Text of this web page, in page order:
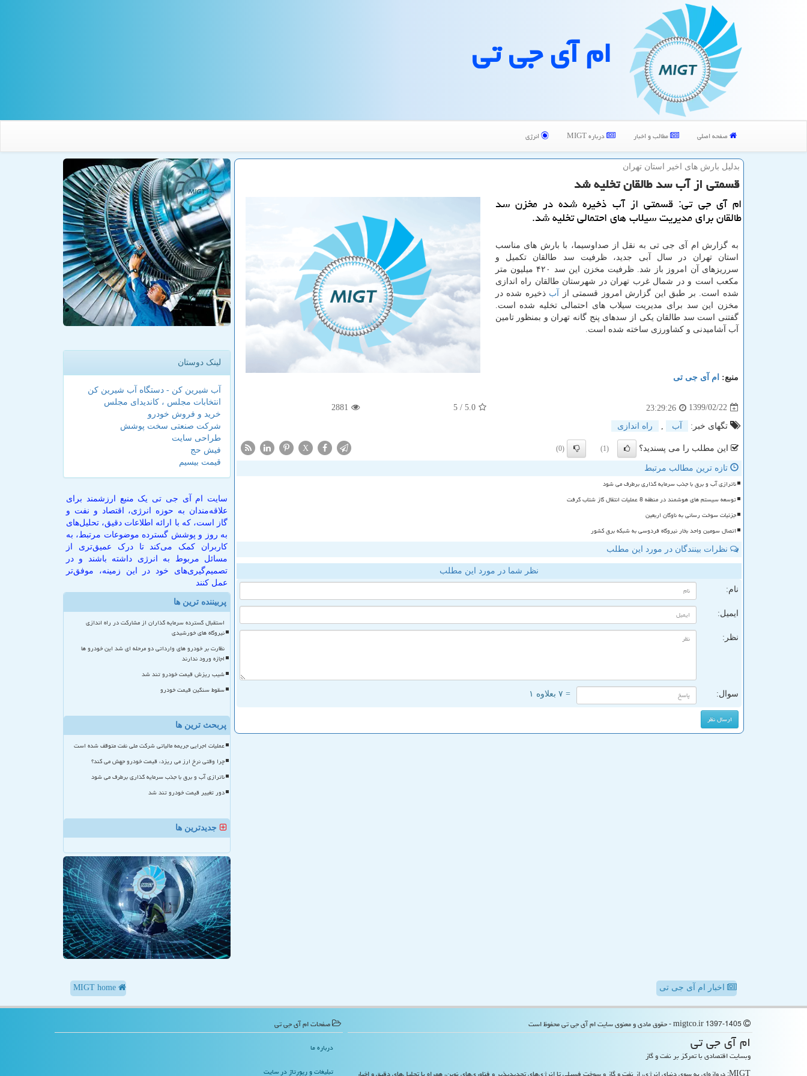
ام آی جی تی
صفحه اصلی مطالب و اخبار درباره MIGT انرژی
بدلیل بارش های اخیر استان تهران
قسمتی از آب سد طالقان تخلیه شد
ام آی جی تی: قسمتی از آب ذخیره شده در مخزن سد
طالقان برای مدیریت سیلاب های احتمالی تخلیه شد.
به گزارش ام آی جی تی به نقل از صداوسیما، با بارش های مناسب
استان تهران در سال آبی جدید، ظرفیت سد طالقان تکمیل و
سرریزهای آن امروز باز شد. ظرفیت مخزن این سد ۴۲۰ میلیون متر
مکعب است و در شمال غرب تهران در شهرستان طالقان راه اندازی
شده است. بر طبق این گزارش امروز قسمتی از
آب ذخیره شده در
مخزن این سد برای مدیریت سیلاب های احتمالی تخلیه شده است.
گفتنی است سد طالقان یکی از سدهای پنج گانه تهران و بمنظور تامین
آب آشامیدنی و کشاورزی ساخته شده است.
منبع: ام آی جی تی
1399/02/22
23:29:26
5.0
/ 5
2881
تگهای خبر: آب راه اندازی
این مطلب را می پسندید؟ (1)
(0)
X
تازه ترین مطالب مرتبط
ناترازی آب و برق با جذب سرمایه گذاری برطرف می شود
توسعه سیستم های هوشمند در منطقه 8 عملیات انتقال گاز شتاب گرفت
جزئیات سوخت رسانی به ناوگان اربعین
اتصال سومین واحد بخار نیروگاه فردوسی به شبکه برق کشور
نظرات بینندگان در مورد این مطلب
نظر شما در مورد این مطلب
نام:
ایمیل:
نظر:
سوال: = ۷ بعلاوه ۱
لینک دوستان
آب شیرین کن - دستگاه آب شیرین کن
انتخابات مجلس ، کاندیدای مجلس
خرید و فروش خودرو
شرکت صنعتی سخت پوشش
طراحی سایت
فیش حج
قیمت بیسیم
سایت ام آی جی تی یک منبع ارزشمند برای
علاقه‌مندان به حوزه انرژی، اقتصاد و نفت و
گاز است، که با ارائه اطلاعات دقیق، تحلیل‌های
به روز و پوشش گسترده موضوعات مرتبط، به
کاربران کمک می‌کند تا درک عمیق‌تری از
مسائل مربوط به انرژی داشته باشند و در
تصمیم‌گیری‌های خود در این زمینه، موفق‌تر
عمل کنند
پربیننده ترین ها
استقبال گسترده سرمایه گذاران از مشارکت در راه اندازی
نیروگاه های خورشیدی
نظارت بر خودرو های وارداتی دو مرحله ای شد این خودرو ها
اجازه ورود ندارند
شیب ریزش قیمت خودرو تند شد
سقوط سنگین قیمت خودرو
پربحث ترین ها
عملیات اجرایی جریمه مالیاتی شرکت ملی نفت متوقف شده است
چرا وقتی نرخ ارز می ریزد، قیمت خودرو جهش می کند؟
ناترازی آب و برق با جذب سرمایه گذاری برطرف می شود
دور تغییر قیمت خودرو تند شد
جدیدترین ها
اخبار ام آی جی تی
ام آی جی تی
وبسایت اقتصادی با تمرکز بر نفت و گاز
صفحات ام آی جی تی
درباره ما
تبلیغات و رپورتاژ در سایت